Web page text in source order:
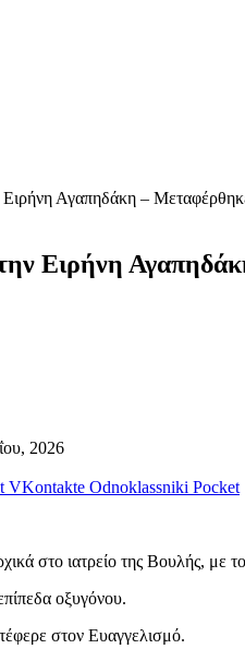
Ειρήνη Αγαπηδάκη –
Ειρήνη
2026
VKontakte Odnoklassniki Pocket
στο ιατρείο της Βουλής, με
οξυγόνου.
στον Ευαγγελισμό.